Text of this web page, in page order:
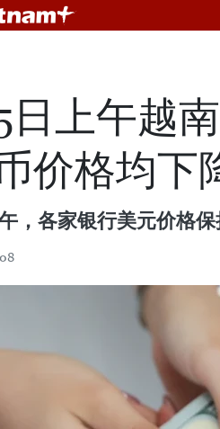
日上午越
价格均下
，各家银行美元价格